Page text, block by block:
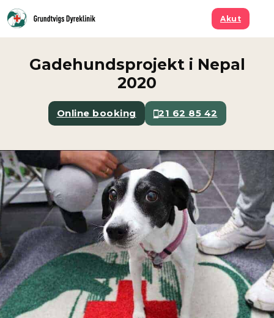
Spring til hovedindhold
Spring til sidefod
Akut
Gadehundsprojekt i Nepal
2020
Online booking 21 62 85 42